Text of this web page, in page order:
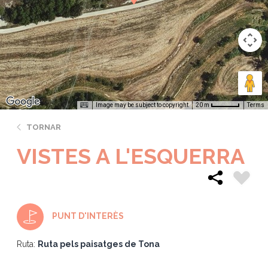
Image may be subject to copyright 20 m Terms
TORNAR
VISTES A L'ESQUERRA
PUNT D'INTERÈS
Ruta: Ruta pels paisatges de Tona